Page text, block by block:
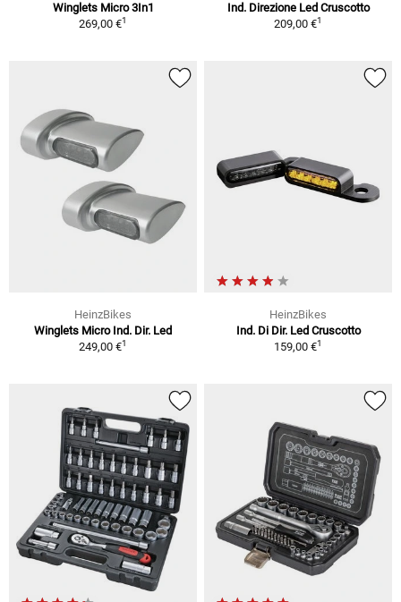
Winglets Micro 3In1
269,00 €1
Ind. Direzione Led Cruscotto
209,00 €1
HeinzBikes
Winglets Micro Ind. Dir. Led
249,00 €1
HeinzBikes
Ind. Di Dir. Led Cruscotto
159,00 €1